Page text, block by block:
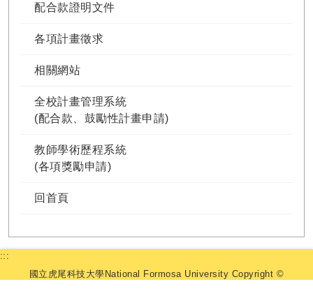
配合款證明文件
各項計畫徵求
相關網站
全校計畫管理系統
(配合款、鼓勵性計畫申請)
教師學術歷程系統
(各項獎勵申請)
回首頁
:::
國立虎尾科技大學National Formosa University Copyright ©